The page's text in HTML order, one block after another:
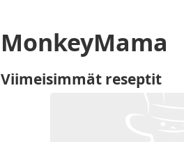
MonkeyMama
Viimeisimmät reseptit